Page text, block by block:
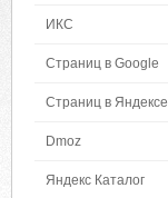
ИКС
Страниц в Google
Страниц в Яндексе
Dmoz
Яндекс Каталог